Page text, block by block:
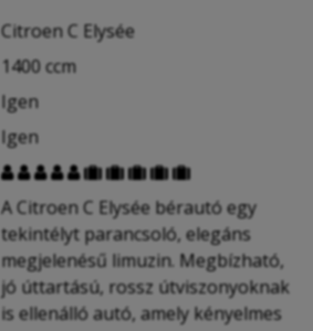
Citroen C Elysée
1400 ccm
Igen
Igen
         
A Citroen C Elysée bérautó egy
tekintélyt parancsoló, elegáns
megjelenésű limuzin. Megbízható,
jó úttartású, rossz útviszonyoknak
is ellenálló autó, amely kényelmes